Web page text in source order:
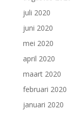
juli 2020
juni 2020
mei 2020
april 2020
maart 2020
februari 2020
januari 2020